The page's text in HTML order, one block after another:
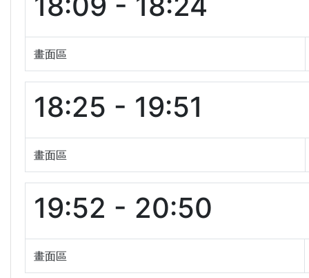
畫面區
18:25 - 19:51
畫面區
19:52 - 20:50
畫面區